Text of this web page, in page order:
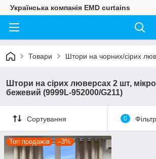
Українська компанія EMD curtains
Товари Штори на чорних/сірих
Штори на сірих люверсах 2 шт,
бежевий (9999L-952000/G211)
Сортування 0
Топ продажів –3%